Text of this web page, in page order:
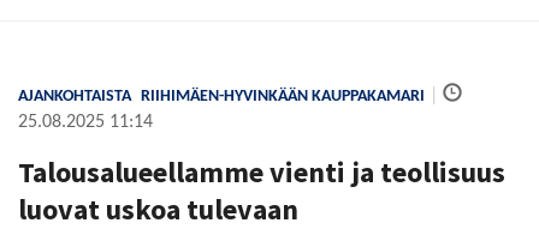
AJANKOHTAISTA RIIHIMÄEN-HYVINKÄÄN KAUPPAKAMARI
25.08.2025 11:14
Talousalueellamme vienti ja teollisuus
luovat uskoa tulevaan